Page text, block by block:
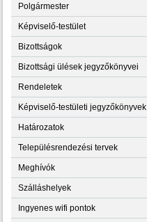
Polgármester
Képviselő-testület
Bizottságok
Bizottsági ülések jegyzőkönyvei
Rendeletek
Képviselő-testületi jegyzőkönyvek
Határozatok
Településrendezési tervek
Meghívók
Szálláshelyek
Ingyenes wifi pontok